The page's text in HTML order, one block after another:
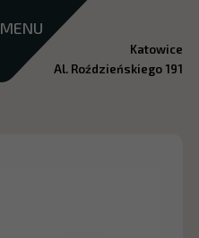
MENU
Katowice
Al. Roździeńskiego 191